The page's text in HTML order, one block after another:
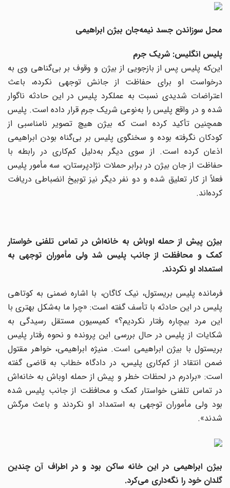
محل سوزاندن جسد نیمه‌جان بیژن ابراهیمی
پلیس انگلیس: شریک جرم
این‌که پلیس پس از بازجویی از بیژن و وقوف بر بی‌گناهی وی به
درخواست او برای حفاظت از جانش توجهی نکرده، باعث
اعتراضات شدیدی نسبت به عملکرد پلیس در این حادثه ناگوار
شده و در واقع پلیس را به‌نوعی شریک جرم قرار داده است. پلیس
همچنین تأکید کرده است که بیژن هیچ تصویر نامناسبی از
کودکان نگرفته بوده و سخنگوی پلیس بر بی‌گناه بودن ابراهیمی
اذعان کرده است. از سوی دیگر به‌دلیل کم‌کاری‌ در رابطه با
حفاظت از جان بیژن در برابر حملات نژادپرستان، سه مأمور پلیس
فعلاً از کار تعلیق شده و دو نفر دیگر نیز توبیخ انضباطی دریافت
کرده‌اند.
بیژن پیش از حمله اوباش به خانه‌اش در تماس تلفنی خواستار
کمک و محافظت از جانب پلیس شد ولی مأموران توجهی به
استمداد او نکردند.
فرمانده پلیس بریستول، نیک کاگان، با اشاره ضمنی به کوتاهی
پلیس در این حادثه با تأسف گفته است: «چرا ما به‌شکل بهتری با
این مرد بیچاره رفتار نکردیم؟» کمیسیون مستقل رسیدگی به
شکایات از پلیس در حال بررسی این پرونده و نحوه رفتار پلیس
بریستول با بیژن ابراهیمی است. منیژه ابراهیمی، خواهر مقتول
ضمن انتقاد از کم‌کاری پلیس، در دادگاه خطاب به قاضی گفته
است: «برادرم در لحظات خطر و پیش از حمله اوباش به خانه‌اش
در تماس تلفنی خواستار کمک و محافظت از جانب پلیس شده
بود ولی مأموران توجهی به استمداد او نکردند و باعث مرگش
شدند».
بیژن ابراهیمی در این خانه ساکن بود و در اطراف آن چندین
گلدان‌ خود را نگه‌داری می‌کرد.